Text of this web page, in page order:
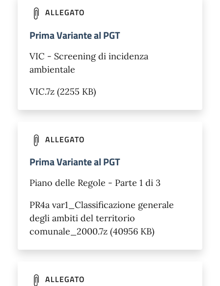
ALLEGATO
Prima Variante al PGT
VIC - Screening di incidenza
ambientale
VIC.7z (2255 KB)
ALLEGATO
Prima Variante al PGT
Piano delle Regole - Parte 1 di 3
PR4a var1_Classificazione generale
degli ambiti del territorio
comunale_2000.7z (40956 KB)
ALLEGATO